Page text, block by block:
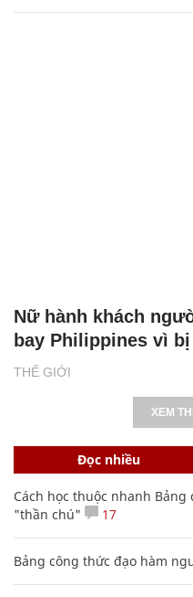
THẾ GIỚI
Nữ hành khách
bay Philippines vì
XEM
Đọc nhiều
Cách học thuộc nhanh
"thần chú"
17
Bảng công thức đạo hàm